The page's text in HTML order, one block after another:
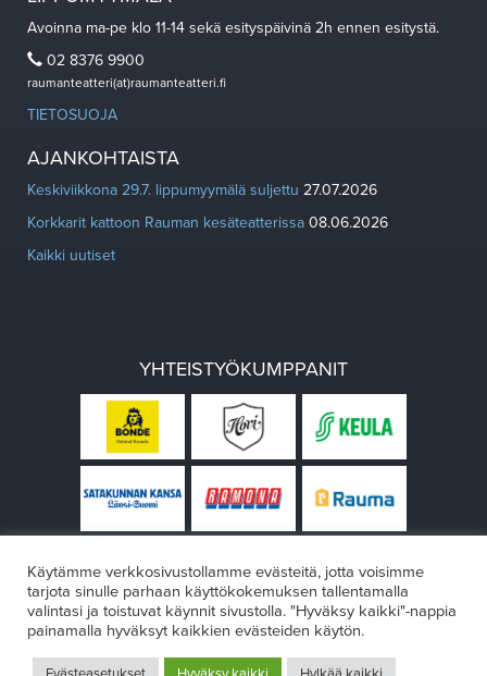
Avoinna ma-pe klo 11-14 sekä esityspäivinä 2h ennen esitystä.
02 8376 9900
raumanteatteri(at)raumanteatteri.fi
TIETOSUOJA
AJANKOHTAISTA
Keskiviikkona 29.7. lippumyymälä suljettu 27.07.2026
Korkkarit kattoon Rauman kesäteatterissa 08.06.2026
Kaikki uutiset
YHTEISTYÖKUMPPANIT
Käytämme verkkosivustollamme evästeitä, jotta voisimme
tarjota sinulle parhaan käyttökokemuksen tallentamalla
valintasi ja toistuvat käynnit sivustolla. "Hyväksy kaikki"-nappia
painamalla hyväksyt kaikkien evästeiden käytön.